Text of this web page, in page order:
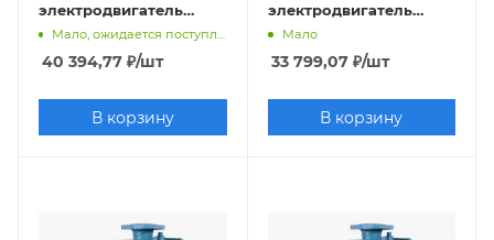
электродвигатель
7,5х3000
Мало, ожидается поступление
40 394,77 ₽/шт
В корзину
электродвигатель
7,5х3000
Мало
33 799,07₽/шт
В корзину